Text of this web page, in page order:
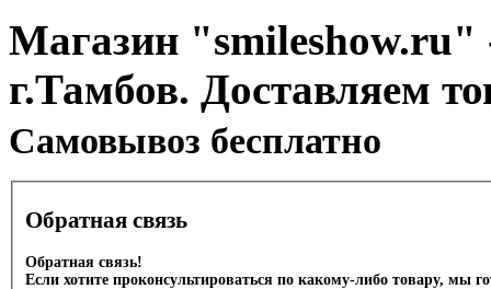
Магазин "smileshow.ru"
г.Тамбов. Доставляем
Cамовывоз бесплатно
Обратная связь
Обратная связь!
Если хотите проконсультироваться по какому-либо товару, мы